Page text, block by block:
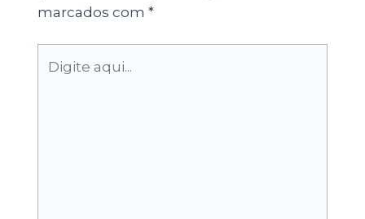
marcados com *
aqui...